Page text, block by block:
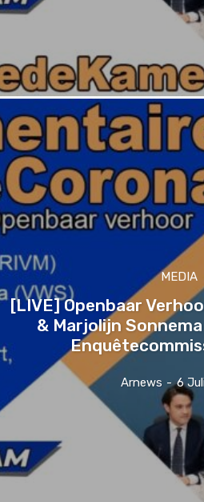
MEDIA
[LIVE] Openbaar
& Marjolijn
Arnews - 6